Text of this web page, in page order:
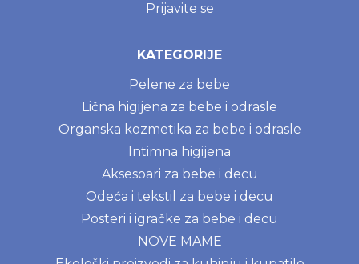
Prijavite se
KATEGORIJE
Pelene za bebe
Lična higijena za bebe i odrasle
Organska kozmetika za bebe i odrasle
Intimna higijena
Aksesoari za bebe i decu
Odeća i tekstil za bebe i decu
Posteri i igračke za bebe i decu
NOVE MAME